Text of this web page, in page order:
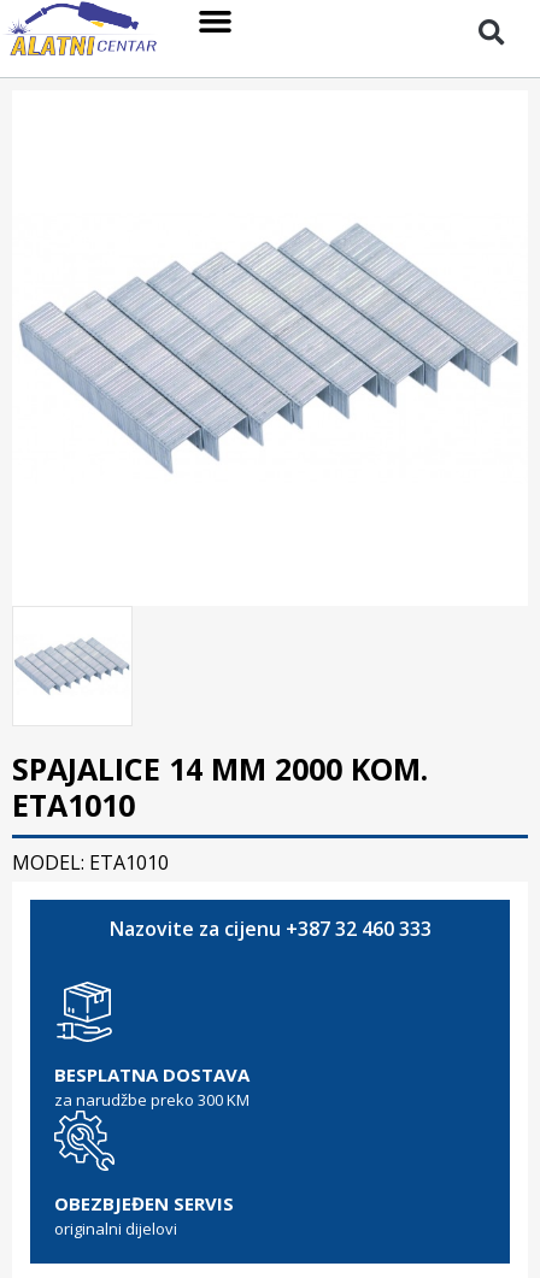
SPAJALICE 14 MM 2000 KOM.
ETA1010
MODEL: ETA1010
Nazovite za cijenu +387 32 460 333
BESPLATNA DOSTAVA
za narudžbe preko 300 KM
OBEZBJEĐEN SERVIS
originalni dijelovi